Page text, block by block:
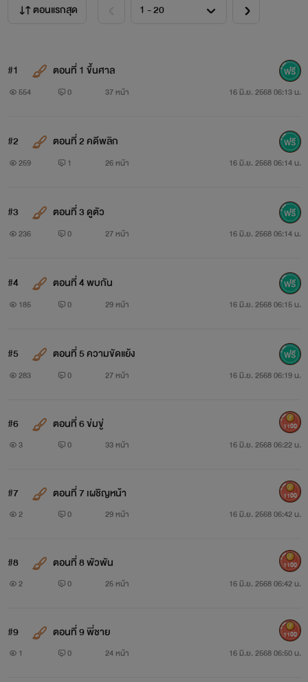
ตอนแรกสุด
#1 ตอนที่ 1 ขึ้นศาล
554 0 37 หน้า 16 มิ.ย. 2568 06:13 น.
#2 ตอนที่ 2 คดีพลิก
259 1 26 หน้า 16 มิ.ย. 2568 06:14 น.
#3 ตอนที่ 3 ดูตัว
236 0 27 หน้า 16 มิ.ย. 2568 06:14 น.
#4 ตอนที่ 4 พบกัน
185 0 29 หน้า 16 มิ.ย. 2568 06:15 น.
#5 ตอนที่ 5 ความขัดแย้ง
283 0 27 หน้า 16 มิ.ย. 2568 06:19 น.
#6 ตอนที่ 6 ข่มขู่
3 0 33 หน้า 16 มิ.ย. 2568 06:22 น.
1100
#7 ตอนที่ 7 เผชิญหน้า
2 0 29 หน้า 16 มิ.ย. 2568 06:42 น.
1100
#8 ตอนที่ 8 พัวพัน
2 0 25 หน้า 16 มิ.ย. 2568 06:42 น.
1100
#9 ตอนที่ 9 พี่ชาย
1 0 24 หน้า 16 มิ.ย. 2568 06:50 น.
1100